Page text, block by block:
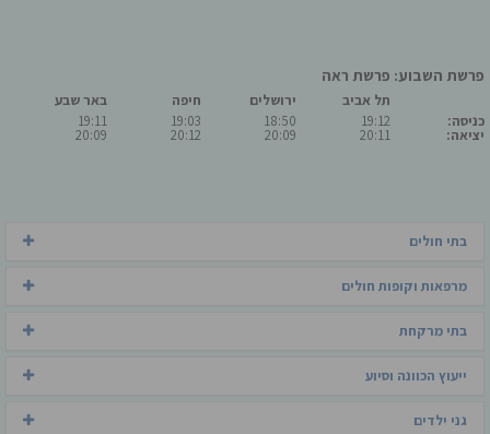
פרשת השבוע: פרשת ראה
כניסה:
יציאה:
תל אביב
19:12
20:11
ירושלים
18:50
20:09
חיפה
19:03
20:12
באר שבע
19:11
20:09
בתי חולים
מרפאות וקופות חולים
בתי מרקחת
ייעוץ הכוונה וסיוע
גני ילדים